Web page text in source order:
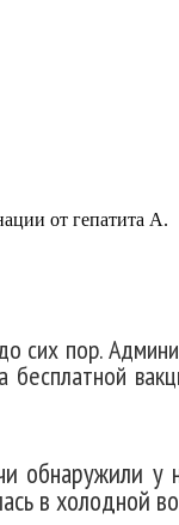
от гепатита А.
сих пор.
бесплатной
обнаружили
в холодной